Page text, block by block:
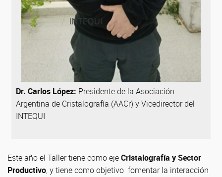
Dr. Carlos López: Presidente de la Asociación
Argentina de Cristalografía (AACr) y Vicedirector del
INTEQUI
Este año el Taller tiene como ejeCristalografía y Sector
Productivo, y tiene como objetivo fomentar la interacción